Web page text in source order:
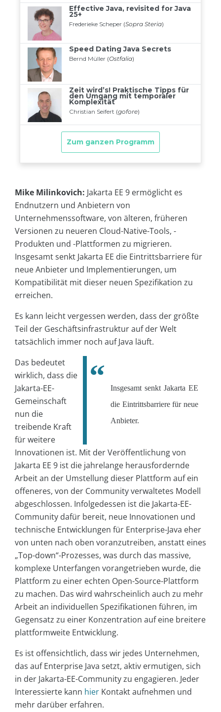
Mike Milinkovich: Jakarta EE 9 ermöglicht es
Endnutzern und Anbietern von
Unternehmenssoftware, von älteren, früheren
Versionen zu neueren Cloud-Native-Tools, -
Produkten und -Plattformen zu migrieren.
Insgesamt senkt Jakarta EE die Eintrittsbarriere für
neue Anbieter und Implementierungen, um
Kompatibilität mit dieser neuen Spezifikation zu
erreichen.
Es kann leicht vergessen werden, dass der größte
Teil der Geschäftsinfrastruktur auf der Welt
tatsächlich immer noch auf Java läuft.
Insgesamt senkt Jakarta EE
die Eintrittsbarriere für neue
Anbieter.
Das bedeutet
wirklich, dass die
Jakarta-EE-
Gemeinschaft
nun die
treibende Kraft
für weitere
Innovationen ist. Mit der Veröffentlichung von
Jakarta EE 9 ist die jahrelange herausfordernde
Arbeit an der Umstellung dieser Plattform auf ein
offeneres, von der Community verwaltetes Modell
abgeschlossen. Infolgedessen ist die Jakarta-EE-
Community dafür bereit, neue Innovationen und
technische Entwicklungen für Enterprise-Java eher
von unten nach oben voranzutreiben, anstatt eines
„Top-down“-Prozesses, was durch das massive,
komplexe Unterfangen vorangetrieben wurde, die
Plattform zu einer echten Open-Source-Plattform
zu machen. Das wird wahrscheinlich auch zu mehr
Arbeit an individuellen Spezifikationen führen, im
Gegensatz zu einer Konzentration auf eine breitere
plattformweite Entwicklung.
Es ist offensichtlich, dass wir jedes Unternehmen,
das auf Enterprise Java setzt, aktiv ermutigen, sich
in der Jakarta-EE-Community zu engagieren. Jeder
Interessierte kann hier Kontakt aufnehmen und
mehr darüber erfahren.